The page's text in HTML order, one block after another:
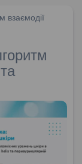
взаємодії